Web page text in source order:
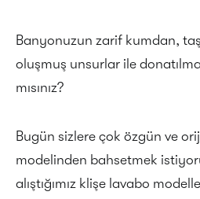
Banyonuzun zarif kumdan,
oluşmuş unsurlar ile
mısınız?
Bugün sizlere çok özgün ve
modelinden bahsetmek
alıştığımız klişe lavabo